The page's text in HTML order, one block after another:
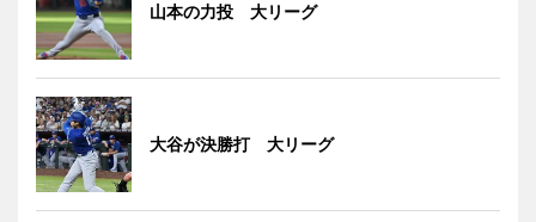
山本の力投 大リーグ
大谷が決勝打 大リーグ